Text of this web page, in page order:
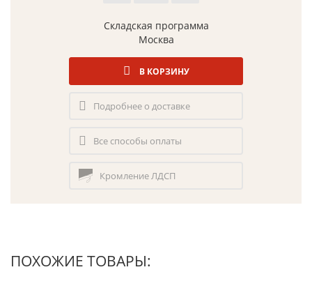
Складская программа
Москва
В КОРЗИНУ
Подробнее о доставке
Все способы оплаты
Кромление ЛДСП
ПОХОЖИЕ ТОВАРЫ: